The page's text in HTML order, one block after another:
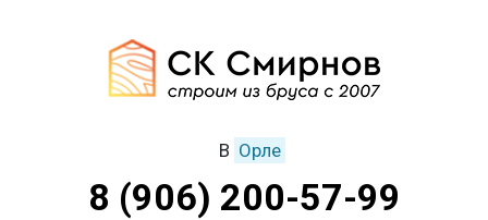
В Орле
8 (906) 200-57-99